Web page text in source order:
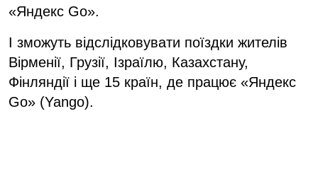
«Яндекс Go».
І зможуть відслідковувати поїздки жителів
Вірменії, Грузії, Ізраїлю, Казахстану,
Фінляндії і ще 15 країн, де працює «Яндекс
Go» (Yango).